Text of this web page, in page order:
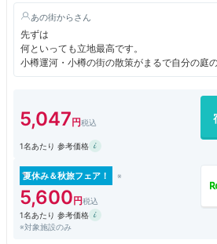
あの街から
先ずは
何といっても立地最高です。
小樽運河・小樽の街の散策がまるで自分の庭の
歩くことができます。
これもホテルがとても良い立地ゆえ可能なこ
ホテルに帰ってくるとスタッフさんがいつも
部屋は
設備は最新で Wifi・空気清浄機・冷暖房・TV
ものはそろっています。静かに過ごすことが
また、最上階にある展望大浴場からは運河を
最高の立地で小樽の宿はここ。と思える良いホ
5,047
1名あたり 参考価格
夏休み＆秋旅フェア！
5,600
1名あたり 参考価格
※対象施設のみ